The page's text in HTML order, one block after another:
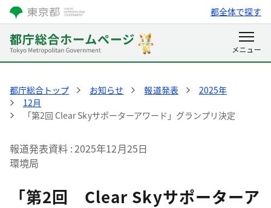
都全体で探す
都庁総合トップ お知らせ 報道発表
2025年
12月
「第2回 Clear Skyサポーターアワード」グランプリ決定
報道発表資料 2025年12月25日
環境局
「第2回 Clear Skyサポーターア